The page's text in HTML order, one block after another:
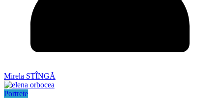
Mirela STÎNGĂ
Portrete